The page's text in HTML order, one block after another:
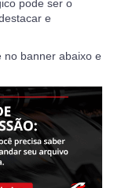
pode ser o
e
no banner abaixo e